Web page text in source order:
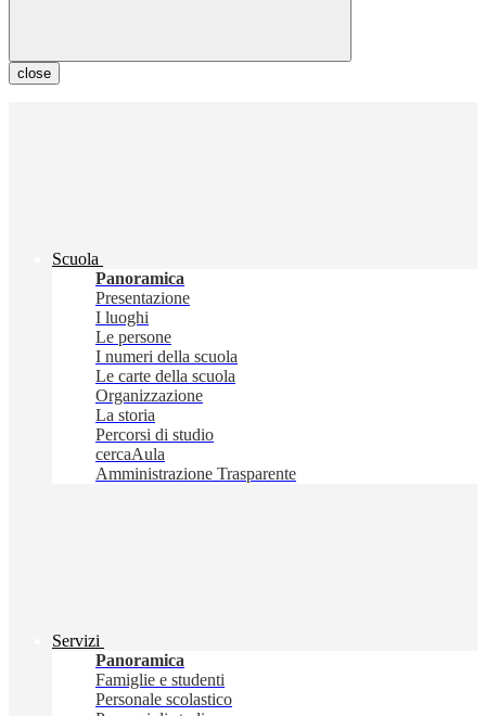
close
Scuola
Panoramica
Presentazione
I luoghi
Le persone
I numeri della scuola
Le carte della scuola
Organizzazione
La storia
Percorsi di studio
cercaAula
Amministrazione Trasparente
Servizi
Panoramica
Famiglie e studenti
Personale scolastico